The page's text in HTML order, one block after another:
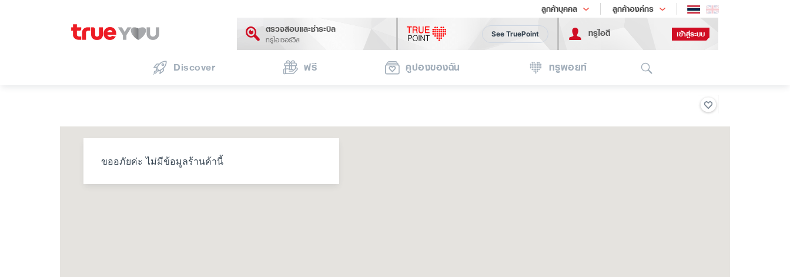
ลูกค้าบุคคล ลูกค้าองค์กร
เทรนด์เทคโนโลยี
ตรวจสอบและชำระบิล
ทรูไอเซอร์วิส
See TruePoint ทรูไอดี เข้าสู่ระบบ
Discover ฟรี คูปองของฉัน ทรูพอยท์
ขออภัยค่ะ ไม่มีข้อมูลร้านค้านี้